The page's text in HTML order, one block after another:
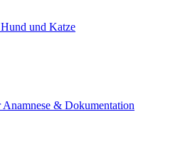
und Katze
& Dokumentation